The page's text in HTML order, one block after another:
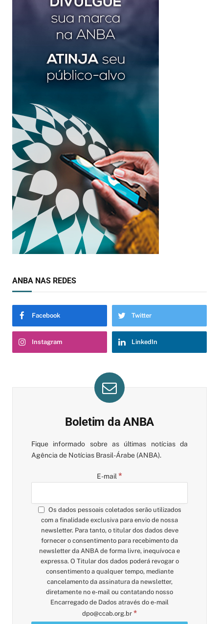
ANBA NAS REDES
Facebook Twitter
Instagram LinkedIn
Boletim da ANBA
Fique informado sobre as últimas notícias da
Agência de Notícias Brasil-Árabe (ANBA).
E-mail *
Os dados pessoais coletados serão utilizados
com a finalidade exclusiva para envio de nossa
newsletter. Para tanto, o titular dos dados deve
fornecer o consentimento para recebimento da
newsletter da ANBA de forma livre, inequívoca e
expressa. O Titular dos dados poderá revogar o
consentimento a qualquer tempo, mediante
cancelamento da assinatura da newsletter,
diretamente no e-mail ou contatando nosso
Encarregado de Dados através do e-mail
dpo@ccab.org.br *